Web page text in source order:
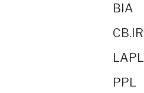
BIA
CB.IR
LAPL
PPL